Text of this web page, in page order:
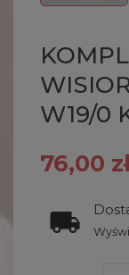
W19/0
76,00